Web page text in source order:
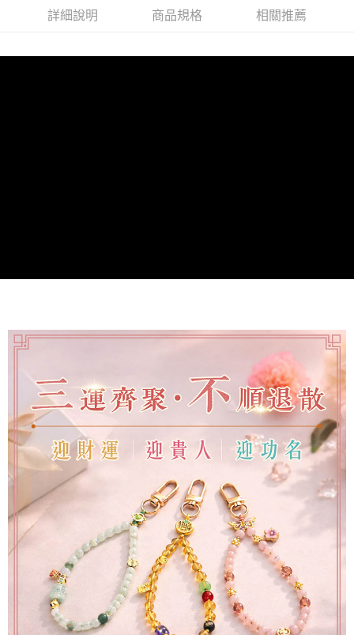
每筆NT$120，滿NT$1,500(含以上)免運費
每筆NT$120，滿NT$1,500(含以上)免運費
詳細說明 商品規格 相關推薦